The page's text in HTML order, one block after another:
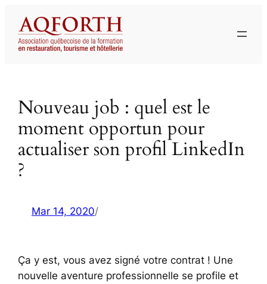
contenu
Nouveau job : quel est le
moment opportun pour
actualiser son profil LinkedIn
?
Mar 14, 2020/
Ça y est, vous avez signé votre contrat ! Une
nouvelle aventure professionnelle se profile et